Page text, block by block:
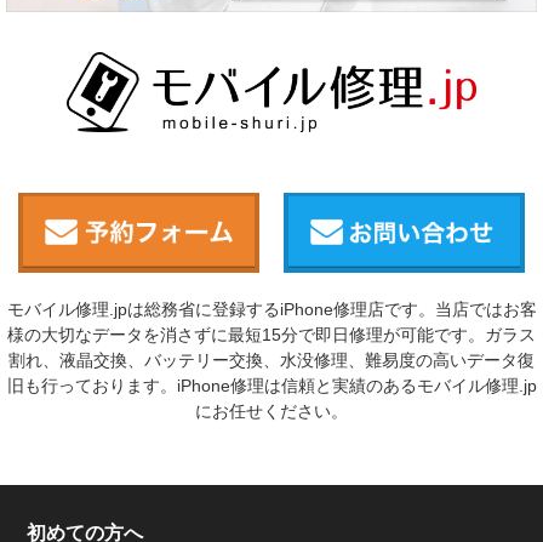
モバイル修理.jpは総務省に登録するiPhone修理店です。当店ではお客
様の大切なデータを消さずに最短15分で即日修理が可能です。ガラス
割れ、液晶交換、バッテリー交換、水没修理、難易度の高いデータ復
旧も行っております。iPhone修理は信頼と実績のあるモバイル修理.jp
にお任せください。
初めての方へ